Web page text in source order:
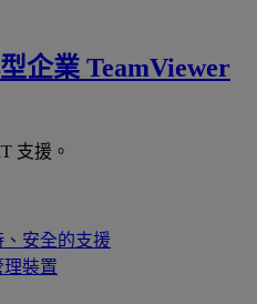
企業 TeamViewer
支援。
、安全的支援
理裝置